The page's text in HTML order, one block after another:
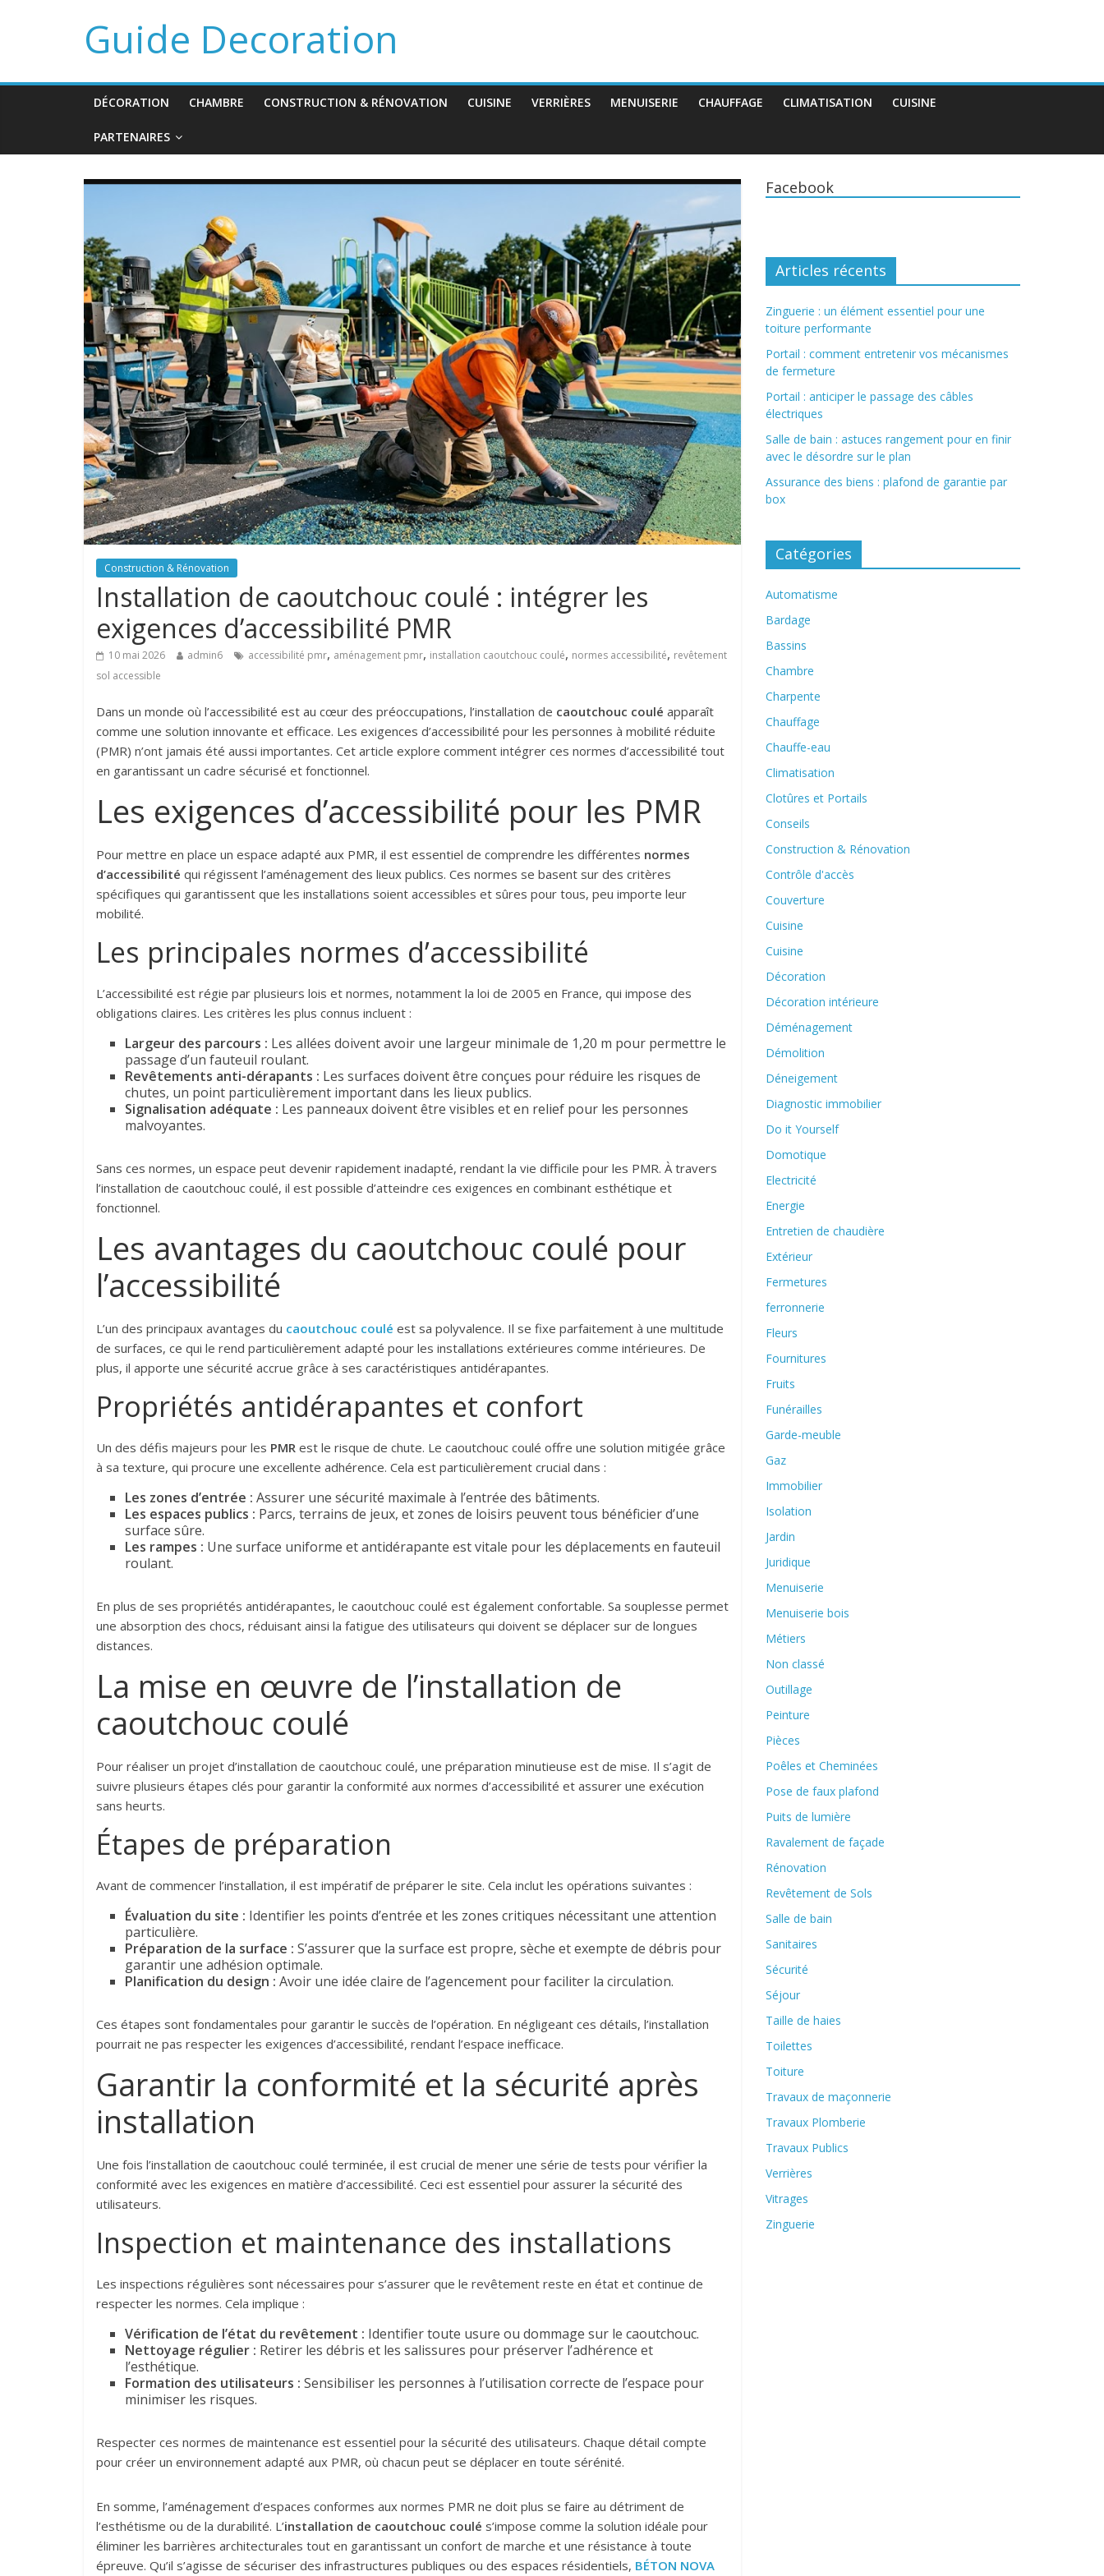
Guide Decoration
DÉCORATION CHAMBRE CONSTRUCTION & RÉNOVATION CUISINE VERRIÈRES MENUISERIE CHAUFFAGE CLIMATISATION CUISINE
PARTENAIRES
Construction & Rénovation
Installation de caoutchouc coulé : intégrer les
exigences d’accessibilité PMR
10 mai 2026 admin6 accessibilité pmr, aménagement pmr, installation caoutchouc coulé, normes accessibilité, revêtement
sol accessible
Dans un monde où l’accessibilité est au cœur des préoccupations, l’installation de caoutchouc coulé apparaît
comme une solution innovante et efficace. Les exigences d’accessibilité pour les personnes à mobilité réduite
(PMR) n’ont jamais été aussi importantes. Cet article explore comment intégrer ces normes d’accessibilité tout
en garantissant un cadre sécurisé et fonctionnel.
Les exigences d’accessibilité pour les PMR
Pour mettre en place un espace adapté aux PMR, il est essentiel de comprendre les différentes normes
d’accessibilité qui régissent l’aménagement des lieux publics. Ces normes se basent sur des critères
spécifiques qui garantissent que les installations soient accessibles et sûres pour tous, peu importe leur
mobilité.
Les principales normes d’accessibilité
L’accessibilité est régie par plusieurs lois et normes, notamment la loi de 2005 en France, qui impose des
obligations claires. Les critères les plus connus incluent :
Largeur des parcours : Les allées doivent avoir une largeur minimale de 1,20 m pour permettre le
passage d’un fauteuil roulant.
Revêtements anti-dérapants : Les surfaces doivent être conçues pour réduire les risques de
chutes, un point particulièrement important dans les lieux publics.
Signalisation adéquate : Les panneaux doivent être visibles et en relief pour les personnes
malvoyantes.
Sans ces normes, un espace peut devenir rapidement inadapté, rendant la vie difficile pour les PMR. À travers
l’installation de caoutchouc coulé, il est possible d’atteindre ces exigences en combinant esthétique et
fonctionnel.
Les avantages du caoutchouc coulé pour
l’accessibilité
L’un des principaux avantages du caoutchouc coulé est sa polyvalence. Il se fixe parfaitement à une multitude
de surfaces, ce qui le rend particulièrement adapté pour les installations extérieures comme intérieures. De
plus, il apporte une sécurité accrue grâce à ses caractéristiques antidérapantes.
Propriétés antidérapantes et confort
Un des défis majeurs pour les PMR est le risque de chute. Le caoutchouc coulé offre une solution mitigée grâce
à sa texture, qui procure une excellente adhérence. Cela est particulièrement crucial dans :
Les zones d’entrée : Assurer une sécurité maximale à l’entrée des bâtiments.
Les espaces publics : Parcs, terrains de jeux, et zones de loisirs peuvent tous bénéficier d’une
surface sûre.
Les rampes : Une surface uniforme et antidérapante est vitale pour les déplacements en fauteuil
roulant.
En plus de ses propriétés antidérapantes, le caoutchouc coulé est également confortable. Sa souplesse permet
une absorption des chocs, réduisant ainsi la fatigue des utilisateurs qui doivent se déplacer sur de longues
distances.
La mise en œuvre de l’installation de
caoutchouc coulé
Pour réaliser un projet d’installation de caoutchouc coulé, une préparation minutieuse est de mise. Il s’agit de
suivre plusieurs étapes clés pour garantir la conformité aux normes d’accessibilité et assurer une exécution
sans heurts.
Étapes de préparation
Avant de commencer l’installation, il est impératif de préparer le site. Cela inclut les opérations suivantes :
Évaluation du site : Identifier les points d’entrée et les zones critiques nécessitant une attention
particulière.
Préparation de la surface : S’assurer que la surface est propre, sèche et exempte de débris pour
garantir une adhésion optimale.
Planification du design : Avoir une idée claire de l’agencement pour faciliter la circulation.
Ces étapes sont fondamentales pour garantir le succès de l’opération. En négligeant ces détails, l’installation
pourrait ne pas respecter les exigences d’accessibilité, rendant l’espace inefficace.
Garantir la conformité et la sécurité après
installation
Une fois l’installation de caoutchouc coulé terminée, il est crucial de mener une série de tests pour vérifier la
conformité avec les exigences en matière d’accessibilité. Ceci est essentiel pour assurer la sécurité des
utilisateurs.
Inspection et maintenance des installations
Les inspections régulières sont nécessaires pour s’assurer que le revêtement reste en état et continue de
respecter les normes. Cela implique :
Vérification de l’état du revêtement : Identifier toute usure ou dommage sur le caoutchouc.
Nettoyage régulier : Retirer les débris et les salissures pour préserver l’adhérence et
l’esthétique.
Formation des utilisateurs : Sensibiliser les personnes à l’utilisation correcte de l’espace pour
minimiser les risques.
Respecter ces normes de maintenance est essentiel pour la sécurité des utilisateurs. Chaque détail compte
pour créer un environnement adapté aux PMR, où chacun peut se déplacer en toute sérénité.
En somme, l’aménagement d’espaces conformes aux normes PMR ne doit plus se faire au détriment de
l’esthétisme ou de la durabilité. L’installation de caoutchouc coulé s’impose comme la solution idéale pour
éliminer les barrières architecturales tout en garantissant un confort de marche et une résistance à toute
épreuve. Qu’il s’agisse de sécuriser des infrastructures publiques ou des espaces résidentiels, BÉTON NOVA
Facebook
Articles récents
Zinguerie : un élément essentiel pour une
toiture performante
Portail : comment entretenir vos mécanismes
de fermeture
Portail : anticiper le passage des câbles
électriques
Salle de bain : astuces rangement pour en finir
avec le désordre sur le plan
Assurance des biens : plafond de garantie par
box
Catégories
Automatisme
Bardage
Bassins
Chambre
Charpente
Chauffage
Chauffe-eau
Climatisation
Clotûres et Portails
Conseils
Construction & Rénovation
Contrôle d'accès
Couverture
Cuisine
Cuisine
Décoration
Décoration intérieure
Déménagement
Démolition
Déneigement
Diagnostic immobilier
Do it Yourself
Domotique
Electricité
Energie
Entretien de chaudière
Extérieur
Fermetures
ferronnerie
Fleurs
Fournitures
Fruits
Funérailles
Garde-meuble
Gaz
Immobilier
Isolation
Jardin
Juridique
Menuiserie
Menuiserie bois
Métiers
Non classé
Outillage
Peinture
Pièces
Poêles et Cheminées
Pose de faux plafond
Puits de lumière
Ravalement de façade
Rénovation
Revêtement de Sols
Salle de bain
Sanitaires
Sécurité
Séjour
Taille de haies
Toilettes
Toiture
Travaux de maçonnerie
Travaux Plomberie
Travaux Publics
Verrières
Vitrages
Zinguerie